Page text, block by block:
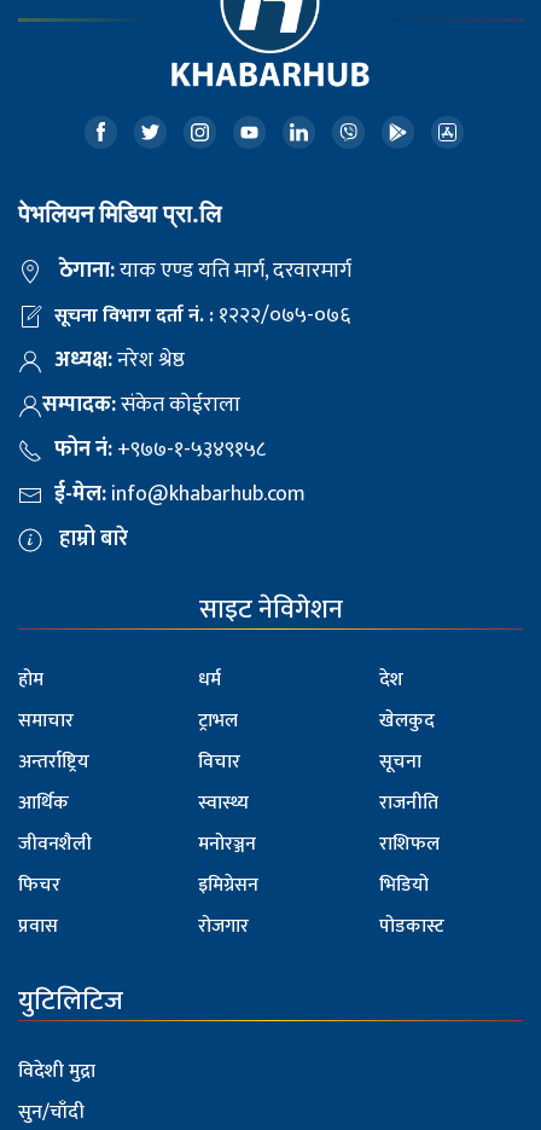
पेभलियन मिडिया प्रा.लि
ठेगाना:याक एण्ड यति मार्ग, दरवारमार्ग
सूचना विभाग दर्ता नं. :१२२२/०७५-०७६
अध्यक्ष:नरेश श्रेष्ठ
सम्पादक:संकेत कोईराला
फोन नं:+९७७-१-५३४९१५८
ई-मेल:info@khabarhub.com
हाम्रो बारे
साइट नेविगेशन
होम
समाचार
अन्तर्राष्ट्रिय
आर्थिक
जीवनशैली
फिचर
प्रवास
धर्म
ट्राभल
विचार
स्वास्थ्य
मनोरञ्जन
इमिग्रेसन
रोजगार
देश
खेलकुद
सूचना
राजनीति
राशिफल
भिडियो
पोडकास्ट
युटिलिटिज
विदेशी मुद्रा
सुन/चाँदी